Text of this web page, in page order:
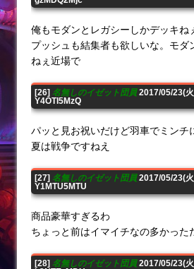
俺もモダンとレガシーしかデッキね
プッシュも結集者も欲しいな。モダ
ねぇ近場で
[26] 名無しのイゼット団員2017/05/23(
Y4OTI5MzQ
パッと見お祝いだけど羽車でミンチ
夏は戦争ですねえ
[27] 名無しのイゼット団員2017/05/23(
Y1MTU5MTU
商品豪華すぎるわ
ちょっと前はイマイチなの多かった
[28] 名無しのイゼット団員2017/05/23(